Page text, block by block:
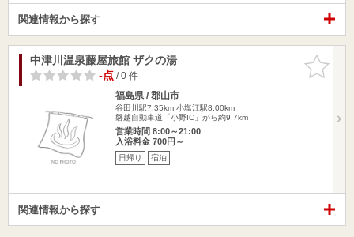
関連情報から探す
お気に入
りに追加
中津川温泉藤屋旅館 ザクの湯
-点/ 0 件
福島県 / 郡山市
谷田川駅7.35km 小塩江駅8.00km
磐越自動車道「小野IC」から約9.7km
営業時間 8:00～21:00
入浴料金 700円～
日帰り 宿泊
関連情報から探す